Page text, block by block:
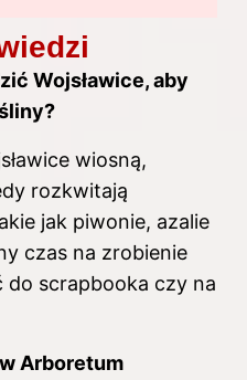
Wojsławice, aby
wiosną,
rozkwitają
jak piwonie, azalie
czas na zrobienie
do scrapbooka czy na
Arboretum